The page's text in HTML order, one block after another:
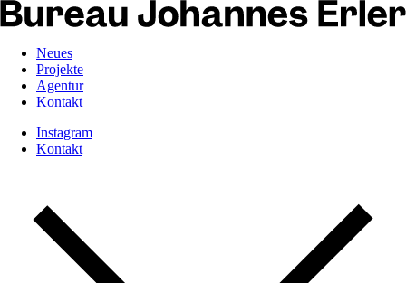
Neues
Projekte
Agentur
Kontakt
Instagram
Kontakt